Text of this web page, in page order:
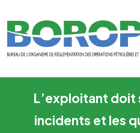
L’exploitant doit
incidents et les